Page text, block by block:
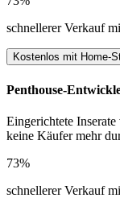
schnellerer Verkauf
Kostenlos mit Home-
Penthouse-
Eingerichtete
keine Käufer mehr
73%
schnellerer Verkauf